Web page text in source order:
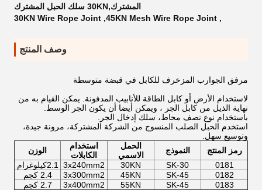
المشترك,30KN سلك الحبل المشترك
,
45KN Mesh Wire Rope Joint
,
30KN Wire Rope Joint
وصف المنتج
مرفق الجوارب المزخرف للكابل في قبضة متوسطة
لاستخدام الأرض أو كابل الطاقة للأنابيب المدفونة. يمكن القيام به من
نهاية الذيل من كابل الجر ، ويمكن أيضا أن يكون الجر الوسط.
باستخدام نوع نصف محاط، سلك إدخال الجر.
استخدم الحبل الصلب المنسوج من الشركة المشتركة، مرونة جيدة،
وتوسيع سهل.
رمز المنتج
النموذج
الحمل
الاسمي
استخدام
الكابلات
الوزن
0181
SK-30
30KN
3x240mm2
2.1كيلوغرام
0182
SK-45
45KN
3x300mm2
2.4 كجم
0183
SK-45
55KN
3x400mm2 2.7 كجم